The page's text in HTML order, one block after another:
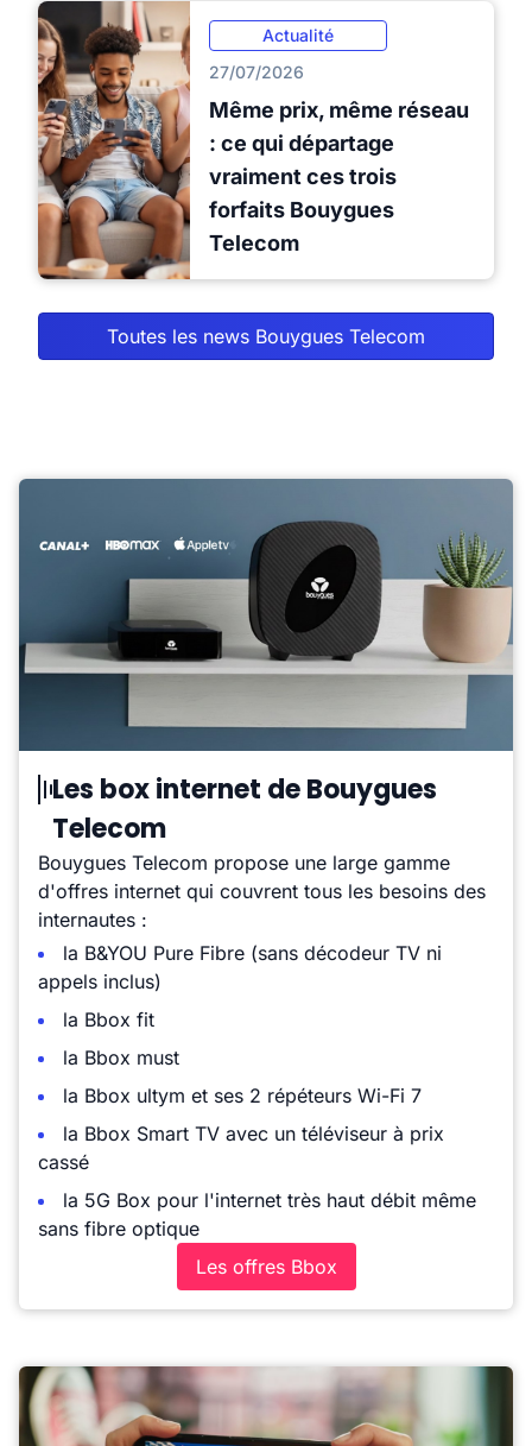
Actualité
27/07/2026
Même prix, même réseau
: ce qui départage
vraiment ces trois
forfaits Bouygues
Telecom
Toutes les news Bouygues Telecom
Les box internet de Bouygues
Telecom
Bouygues Telecom propose une large gamme
d'offres internet qui couvrent tous les besoins des
internautes :
la B&YOU Pure Fibre (sans décodeur TV ni
appels inclus)
la Bbox fit
la Bbox must
la Bbox ultym et ses 2 répéteurs Wi-Fi 7
la Bbox Smart TV avec un téléviseur à prix
cassé
la 5G Box pour l'internet très haut débit même
sans fibre optique
Les offres Bbox